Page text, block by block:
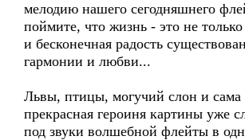
мелодию нашего сегодняшнего
поймите, что жизнь - это не
и бесконечная радость
гармонии и любви...
Львы, птицы, могучий слон и сама
прекрасная героиня картины уже
под звуки волшебной флейты в